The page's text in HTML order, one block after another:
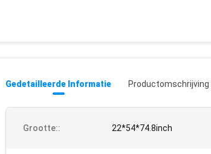
Gedetailleerde Informatie Productomschrijving
Grootte:: 22*54*74.8inch